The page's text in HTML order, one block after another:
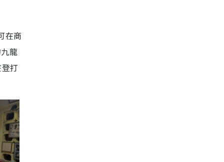
在商
龍
打